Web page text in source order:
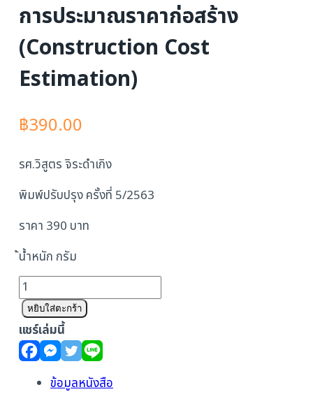
การประมาณราคาก่อสร้าง
(Construction Cost
Estimation)
฿390.00
รศ.วิสูตร จิระดำเกิง
พิมพ์ปรับปรุง ครั้งที่ 5/2563
ราคา 390 บาท
้น้ำหนัก กรัม
จำนวน
การ
ประมาณ
ราคา
ก่อสร้าง
(Construction
หยิบใส่ตะกร้า
แชร์เล่มนี้
ข้อมูลหนังสือ